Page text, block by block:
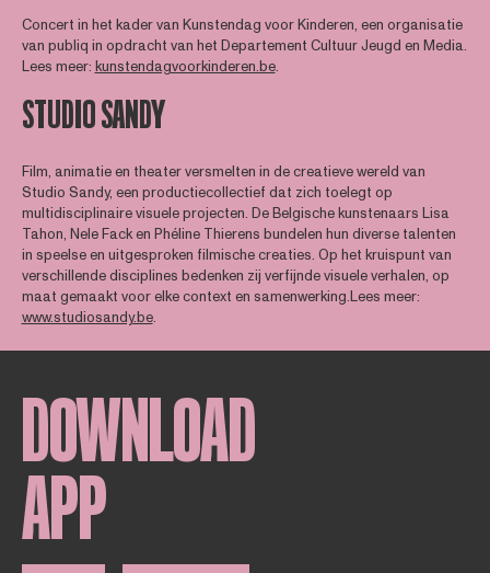
Concert in het kader van Kunstendag voor Kinderen, een organisatie
van publiq in opdracht van het Departement Cultuur Jeugd en Media.
Lees meer: kunstendagvoorkinderen.be.
STUDIO SANDY
Film, animatie en theater versmelten in de creatieve wereld van
Studio Sandy, een productiecollectief dat zich toelegt op
multidisciplinaire visuele projecten. De Belgische kunstenaars Lisa
Tahon, Nele Fack en Phéline Thierens bundelen hun diverse talenten
in speelse en uitgesproken filmische creaties. Op het kruispunt van
verschillende disciplines bedenken zij verfijnde visuele verhalen, op
maat gemaakt voor elke context en samenwerking.Lees meer:
www.studiosandy.be.
DOWNLOAD
APP